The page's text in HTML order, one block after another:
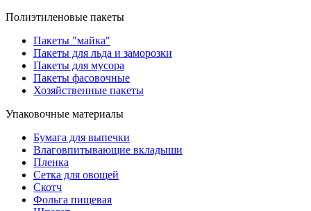
Полиэтиленовые пакеты
Пакеты "майка"
Пакеты для льда и заморозки
Пакеты для мусора
Пакеты фасовочные
Хозяйственные пакеты
Упаковочные материалы
Бумага для выпечки
Влаговпитывающие вкладыши
Пленка
Сетка для овощей
Скотч
Фольга пищевая